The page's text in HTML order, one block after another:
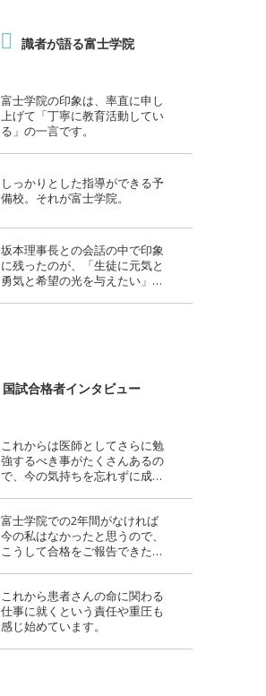
識者が語る富士学院
富士学院の印象は、率直に申し
上げて「丁寧に教育活動してい
る」の一言です。
しっかりとした指導ができる予
備校。それが富士学院。
坂本理事長との会話の中で印象
に残ったのが、「生徒に元気と
勇気と希望の光を与えたい」と
国試合格者インタビュー
これからは医師としてさらに勉
強するべき事がたくさんあるの
で、今の気持ちを忘れずに成長
富士学院での2年間がなければ
今の私はなかったと思うので、
こうして合格をご報告できたこ
これから患者さんの命に関わる
仕事に就くという責任や重圧も
感じ始めています。